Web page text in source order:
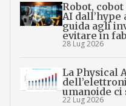
Robot,
AI
guida agli
evitare in
28 Lug 2026
La Physical
umanoide ci
22 Lug 2026